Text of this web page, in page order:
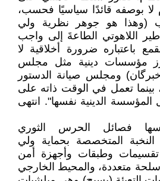
لا بوصفه قائدًا سياسيًا فحسب،
(وهذا هو جوهر نظرية ولي
اللاهوتي الطاعةَ إلى واجب
باعتباره ضرورة أخلاقية لا
مؤسسات دينية مثل مجلس
ومجلس صيانة الدستور
بينما تعمل في الوقت ذاته على
الدينية نفسها". انتهى
فصائل الحرس الثوري
النخبة المتخصصة بحماية ولي
تقسيمات وطبقات وأجهزة أمن
متعددة، والمحيط الخارجي